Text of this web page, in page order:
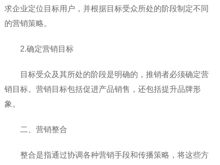
求企业定位目标用户，并根据目标受众所处的阶段制定不同
的营销策略。
2.确定营销目标
目标受众及其所处的阶段是明确的，推销者必须确定营
销目标。营销目标包括促进产品销售，还包括提升品牌形
象。
二、营销整合
整合是指通过协调各种营销手段和传播策略，将这些方